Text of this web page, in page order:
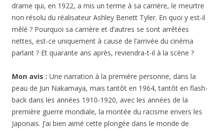
drame qui, en 1922, a mis un terme à sa carrière, le meurtre
non résolu du réalisateur Ashley Benett Tyler. En quoi y est-il
mêlé ? Pourquoi sa carrière et d’autres se sont arrêtées
nettes, est-ce uniquement à cause de l’arrivée du cinéma
parlant ? Et quarante ans après, reviendra-t-il à la scène ?
Mon avis : Une narration à la première personne, dans la
peau de Jun Nakamaya, mais tantôt en 1964, tantôt en flash-
back dans les années 1910-1920, avec les années de la
première guerre mondiale, la montée du racisme envers les
Japonais. J’ai bien aimé cette plongée dans le monde de